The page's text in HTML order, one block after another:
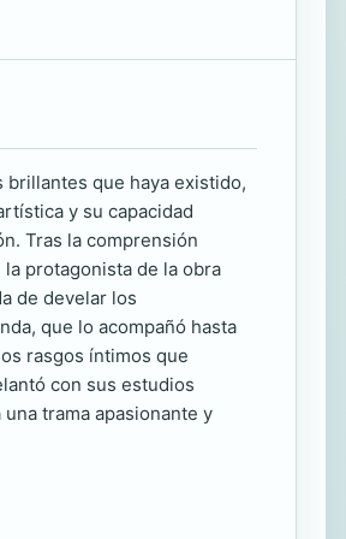
brillantes que haya existido,
y su capacidad
Tras la comprensión
protagonista de la obra
de develar los
que lo acompañó hasta
rasgos íntimos que
con sus estudios
trama apasionante y